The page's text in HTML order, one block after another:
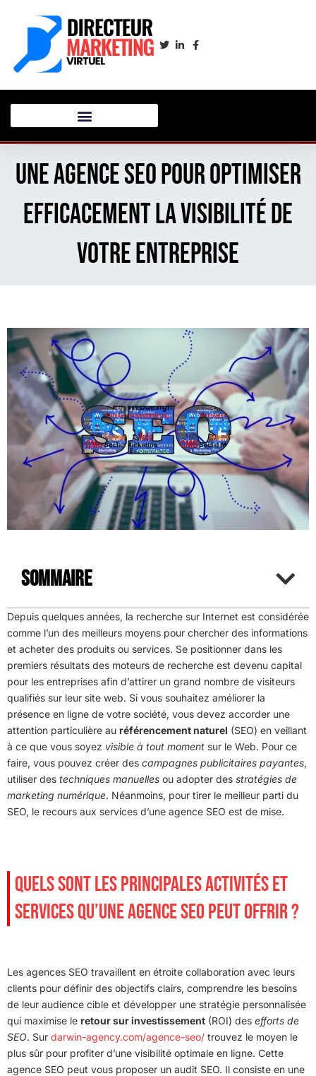
Une agence SEO pour optimiser
efficacement la visibilité de
votre entreprise
Sommaire
Depuis quelques années, la recherche sur Internet est considérée
comme l’un des meilleurs moyens pour chercher des informations
et acheter des produits ou services. Se positionner dans les
premiers résultats des moteurs de recherche est devenu capital
pour les entreprises afin d’attirer un grand nombre de visiteurs
qualifiés sur leur site web. Si vous souhaitez améliorer la
présence en ligne de votre société, vous devez accorder une
attention particulière au référencement naturel (SEO) en veillant
à ce que vous soyez visible à tout moment sur le Web. Pour ce
faire, vous pouvez créer des campagnes publicitaires payantes,
utiliser des techniques manuelles ou adopter des stratégies de
marketing numérique. Néanmoins, pour tirer le meilleur parti du
SEO, le recours aux services d’une agence SEO est de mise.
QUELS SONT LES PRINCIPALES ACTIVITÉS ET
SERVICES QU’UNE AGENCE SEO PEUT OFFRIR ?
Les agences SEO travaillent en étroite collaboration avec leurs
clients pour définir des objectifs clairs, comprendre les besoins
de leur audience cible et développer une stratégie personnalisée
qui maximise le retour sur investissement (ROI) des efforts de
SEO. Sur darwin-agency.com/agence-seo/ trouvez le moyen le
plus sûr pour profiter d’une visibilité optimale en ligne. Cette
agence SEO peut vous proposer un audit SEO. Il consiste en une